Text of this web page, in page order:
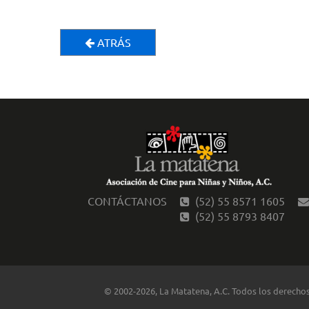
ATRÁS
CONTÁCTANOS
(52) 55 8571 1605
(52) 55 8793 8407
© 2002-2026, La Matatena, A.C. Todos los